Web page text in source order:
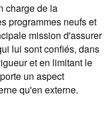
charge de la
programmes neufs et
mission d'assurer
lui sont confiés, dans
et en limitant le
un aspect
qu'en externe.